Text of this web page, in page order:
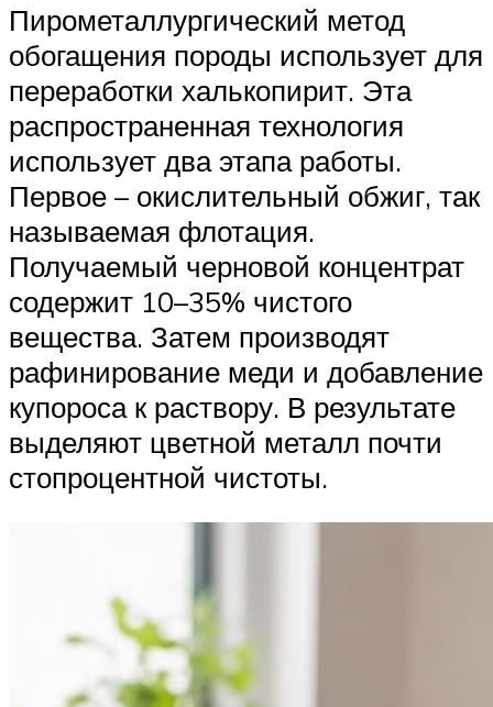
Пирометаллургический метод
обогащения породы использует для
переработки халькопирит. Эта
распространенная технология
использует два этапа работы.
Первое – окислительный обжиг, так
называемая флотация.
Получаемый черновой концентрат
содержит 10–35% чистого
вещества. Затем производят
рафинирование меди и добавление
купороса к раствору. В результате
выделяют цветной металл почти
стопроцентной чистоты.